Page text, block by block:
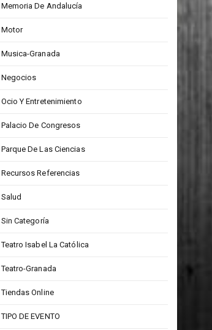
Memoria De Andalucía
Motor
Musica-Granada
Negocios
Ocio Y Entretenimiento
Palacio De Congresos
Parque De Las Ciencias
Recursos Referencias
Salud
Sin Categoría
Teatro Isabel La Católica
Teatro-Granada
Tiendas Online
TIPO DE EVENTO